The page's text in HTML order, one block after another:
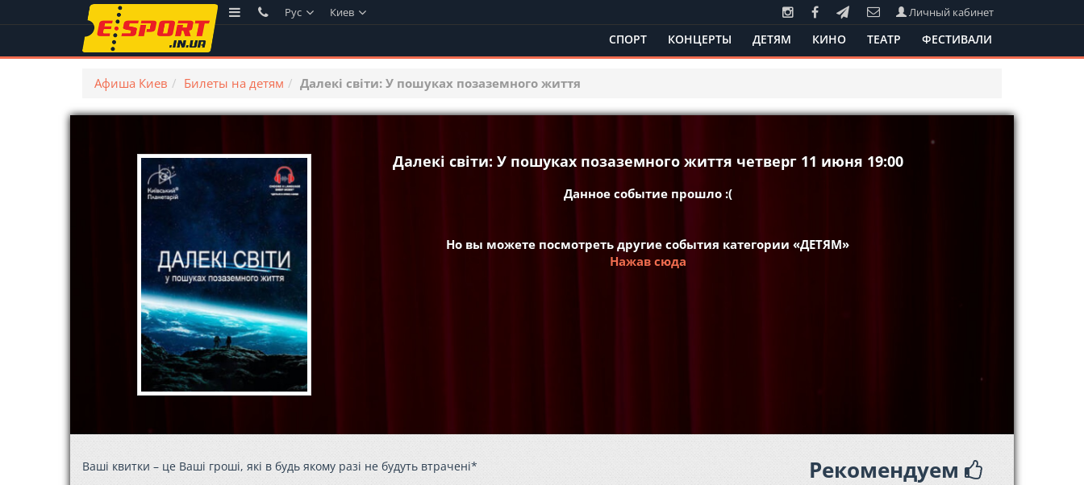
Рус Киев Личный кабинет
СПОРТ КОНЦЕРТЫ ДЕТЯМ КИНО ТЕАТР ФЕСТИВАЛИ
Афиша Киев Билеты на детям Далекі світи: У пошуках позаземного життя
Далекі світи: У пошуках позаземного життя четверг 11 июня 19:00
Данное событие прошло :(
Но вы можете посмотреть другие события категории «ДЕТЯМ»
Нажав сюда
Ваші квитки – це Ваші гроші, які в будь якому разі не будуть втрачені*
Рекомендуем